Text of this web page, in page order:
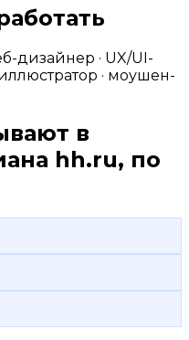
дизайнер · UX/UI-
· моушен-
в
hh.ru, по